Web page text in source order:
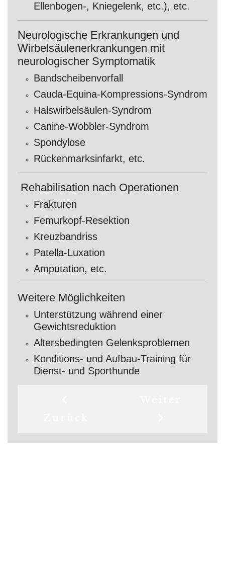
Ellenbogen-, Kniegelenk, etc.), etc.
Neurologische Erkrankungen und
Wirbelsäulenerkrankungen mit
neurologischer Symptomatik
Bandscheibenvorfall
Cauda-Equina-Kompressions-Syndrom
Halswirbelsäulen-Syndrom
Canine-Wobbler-Syndrom
Spondylose
Rückenmarksinfarkt, etc.
Rehabilisation nach Operationen
Frakturen
Femurkopf-Resektion
Kreuzbandriss
Patella-Luxation
Amputation, etc.
Weitere Möglichkeiten
Unterstützung während einer
Gewichtsreduktion
Altersbedingten Gelenksproblemen
Konditions- und Aufbau-Training für
Dienst- und Sporthunde